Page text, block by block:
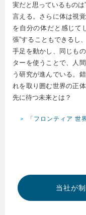
実だと思っているものは
言える。さらに体は視
を自分の体だと感じて
張”することもできるし
手足を動かし、同じも
ターを使うことで、人
う研究が進んでいる。
れを取り囲む世界の正
先に待つ未来とは？
「フロンティア 世
当社が